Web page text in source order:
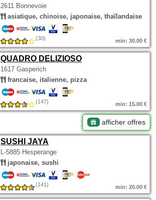
2611 Bonnevoie
asiatique, chinoise, japonaise, thaïlandaise
(30) min: 30.00 €
QUADRO DELIZIOSO
1617 Gasperich
francaise, italienne, pizza
(147) min: 15.00 €
afficher offres
SUSHI JAYA
L-5885 Hesperange
japonaise, sushi
(141) min: 20.00 €